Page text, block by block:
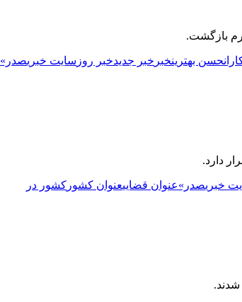
حسن بهترینخبر خبر جدیدخبر روز سایت خبریصدر»
خبریصدر»عنوان قضاییعنوان کشور کشور در
شدند.